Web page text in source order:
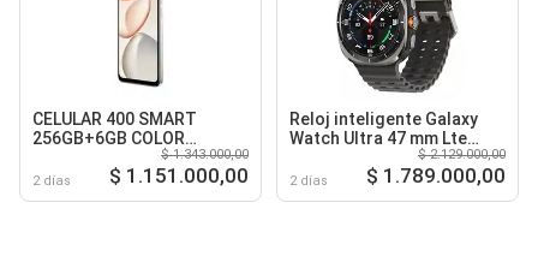
CELULAR 400 SMART
256GB+6GB COLOR
2 días
$ 1.343.000,00
$ 1.151.000,00
Reloj inteligente Galaxy
Watch Ultra 47 mm Lte
2 días
$ 2.129.000,00
$ 1.789.000,00